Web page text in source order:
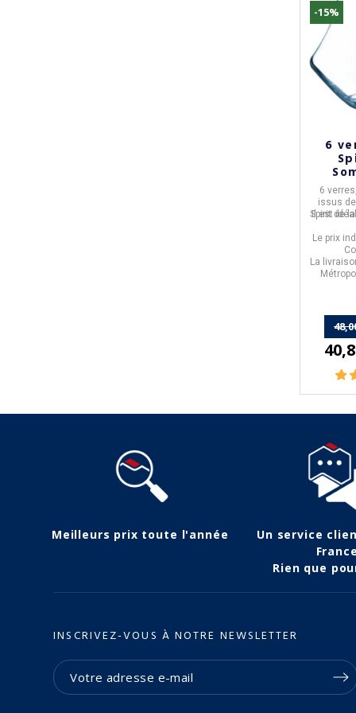
-15%
6
6 verres,
issus
Spiritde la
Il est
Le prix
La
Meilleurs prix toute l'année
Un service
France
Rien que
INSCRIVEZ-VOUS À NOTRE NEWSLETTER